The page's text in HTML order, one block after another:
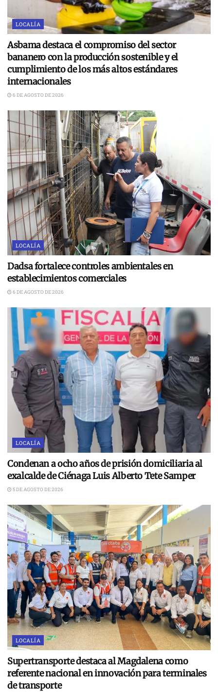
LOCALÍA
Asbama destaca el compromiso del sector
bananero con la producción sostenible y el
cumplimiento de los más altos estándares
internacionales
6 DE AGOSTO DE 2026
LOCALÍA
Dadsa fortalece controles ambientales en
establecimientos comerciales
6 DE AGOSTO DE 2026
LOCALÍA
Condenan a ocho años de prisión domiciliaria al
exalcalde de Ciénaga Luis Alberto Tete Samper
5 DE AGOSTO DE 2026
LOCALÍA
Supertransporte destaca al Magdalena como
referente nacional en innovación para terminales
de transporte